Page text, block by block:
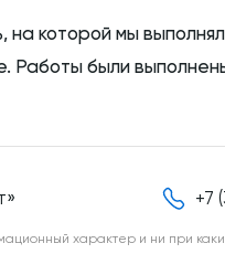
которой мы
Работы были
+7
характер и ни при